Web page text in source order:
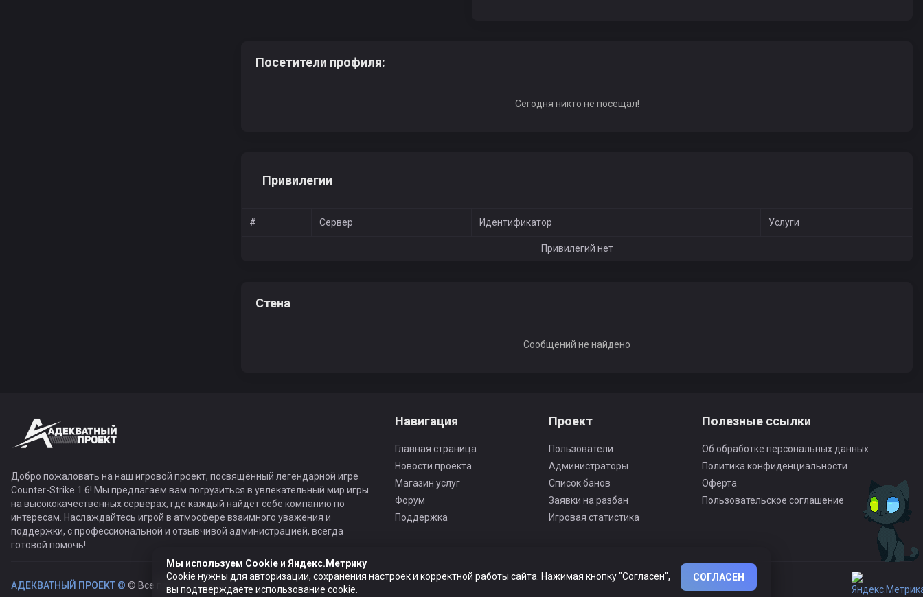
Посетители профиля:
Сегодня никто не посещал!
Привилегии
# Сервер Идентификатор Услуги
Привилегий нет
Стена
Сообщений не найдено
Добро пожаловать на наш игровой проект, посвящённый легендарной игре
Counter-Strike 1.6! Мы предлагаем вам погрузиться в увлекательный мир игры
на высококачественных серверах, где каждый найдёт себе компанию по
интересам. Наслаждайтесь игрой в атмосфере взаимного уважения и
поддержки, с профессиональной и отзывчивой администрацией, всегда
готовой помочь!
Навигация
Главная страница
Новости проекта
Магазин услуг
Форум
Поддержка
Проект
Пользователи
Администраторы
Список банов
Заявки на разбан
Игровая статистика
Полезные ссылки
Об обработке персональных данных
Политика конфиденциальности
Оферта
Пользовательское соглашение
АДЕКВАТНЫЙ ПРОЕКТ © © Все права защищены
Мы используем Cookie и Яндекс.Метрику
Cookie нужны для авторизации, сохранения настроек и корректной работы сайта. Нажимая кнопку "Согласен",
вы подтверждаете использование cookie.
СОГЛАСЕН